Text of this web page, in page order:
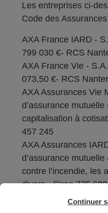
Les entreprises ci-
Code des
AXA France IARD -
799 030 €- RCS
AXA France Vie -
073,50 €- RCS
AXA Assurances Vie
d’assurance
capitalisation à
457 245
AXA Assurances
d’assurance
contre l’incendie, les
divers - Siren 775
Sièges sociaux : 313
Continuer